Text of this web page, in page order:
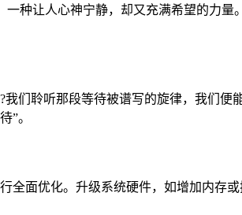
种让人心神宁静，却又充满希望的力量
们聆听那段等待被谱写的旋律，我们便
”。
全面优化。升级系统硬件，如增加内存